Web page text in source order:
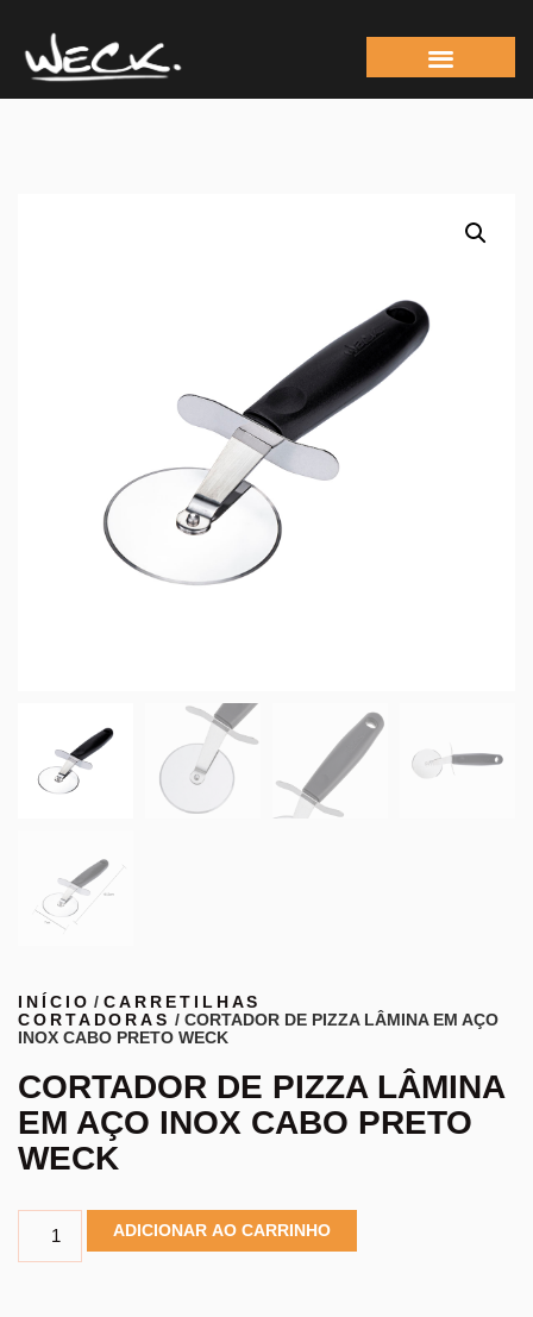
INÍCIO /CARRETILHAS
CORTADORAS / CORTADOR DE PIZZA LÂMINA EM AÇO
INOX CABO PRETO WECK
CORTADOR DE PIZZA LÂMINA
EM AÇO INOX CABO PRETO
WECK
ADICIONAR AO CARRINHO